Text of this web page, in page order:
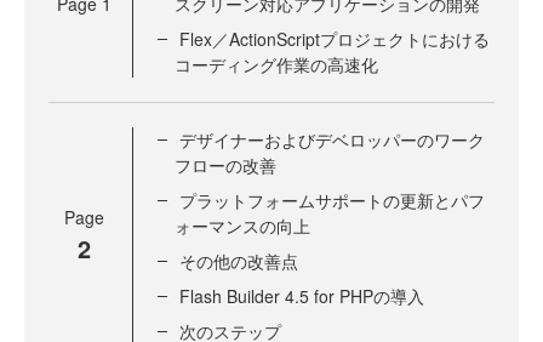
Flex／ActionScriptプロジェクトにおける
コーディング作業の高速化
Page
2
デザイナーおよびデベロッパーのワーク
フローの改善
プラットフォームサポートの更新とパフ
ォーマンスの向上
その他の改善点
Flash Builder 4.5 for PHPの導入
次のステップ